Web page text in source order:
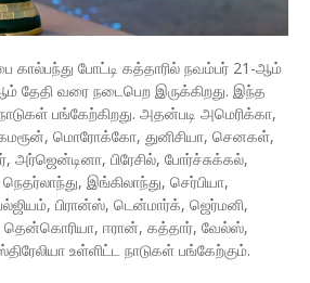
கால்பந்து போட்டி கத்தாரில் நவம்பர் 21-ஆம்
தேதி வரை நடைபெற இருக்கிறது. இந்த
பங்கேற்கிறது. அதன்படி அமெரிக்கா,
மொரோக்கோ, துனிசியா, செனகள்,
அர்ஜென்டினா, பிரேசில், போர்ச்சுக்கல்,
இங்கிலாந்து, செர்பியா,
பிரான்ஸ், டென்மார்க், ஜெர்மனி,
தென்கொரியா, ஈரான், கத்தார், வேல்ஸ்,
உள்ளிட்ட நாடுகள் பங்கேற்கும்.